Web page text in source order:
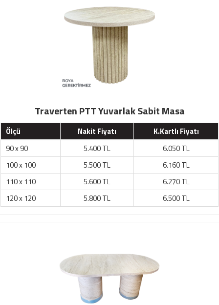
Traverten PTT Yuvarlak Sabit Masa
Ölçü Nakit Fiyatı
K.Kartlı Fiyatı
90 x 90
5.400 TL
6.050 TL
100 x 100
5.500 TL
6.160 TL
110 x 110
5.600 TL
6.270 TL
120 x 120
5.800 TL 6.500 TL